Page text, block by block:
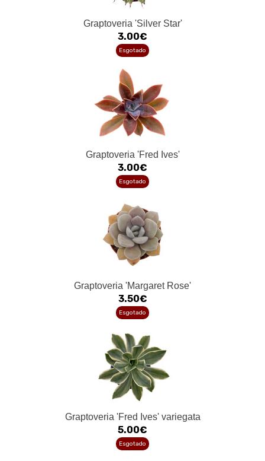
Graptoveria 'Silver Star'
3.00€
Esgotado
Graptoveria 'Fred Ives'
3.00€
Esgotado
Graptoveria 'Margaret Rose'
3.50€
Esgotado
Graptoveria 'Fred Ives' variegata
5.00€
Esgotado